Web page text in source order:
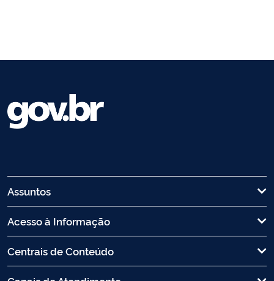
Assuntos
Acesso à Informação
Centrais de Conteúdo